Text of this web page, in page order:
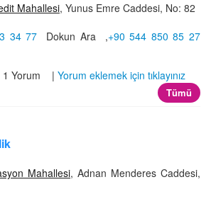
Mahallesi, Yunus Emre Caddesi, No: 82
34 77 Dokun Ara,+90 544 850 85 27
1 Yorum | Yorum eklemek için tıklayınız
Tümü
Mahallesi, Adnan Menderes Caddesi,